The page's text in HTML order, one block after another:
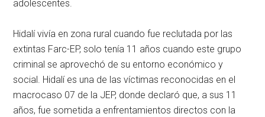
adolescentes.
Hidalí vivía en zona rural cuando fue reclutada por las
extintas Farc-EP, solo tenía 11 años cuando este grupo
criminal se aprovechó de su entorno económico y
social. Hidalí es una de las víctimas reconocidas en el
macrocaso 07 de la JEP, donde declaró que, a sus 11
años, fue sometida a enfrentamientos directos con la